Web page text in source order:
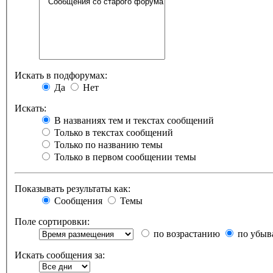
Искать в подфорумах:
Да
Нет
Искать:
В названиях тем и текстах сообщений
Только в текстах сообщений
Только по названию темы
Только в первом сообщении темы
Показывать результаты как:
Сообщения
Темы
Поле сортировки:
по возрастанию
по
Искать сообщения за: